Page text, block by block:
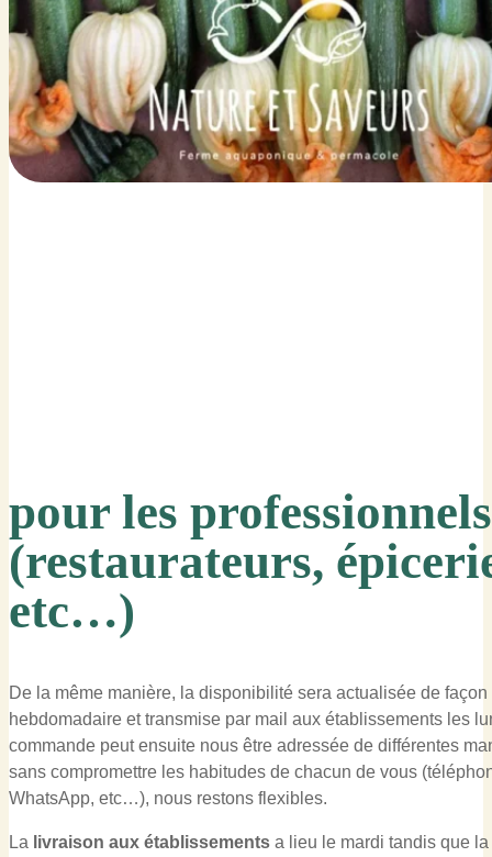
pour les professionnels
(restaurateurs,
etc…)
De la même manière, la disponibilité sera actualisée de façon
hebdomadaire et transmise par mail aux établissements les
commande peut ensuite nous être adressée de différentes
sans compromettre les habitudes de chacun de vous
WhatsApp, etc…), nous restons flexibles.
La livraison aux établissements a lieu le mardi tandis que la